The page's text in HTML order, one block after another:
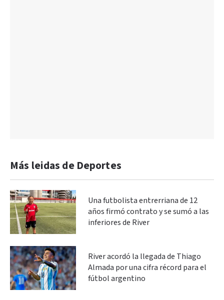
Más leidas de Deportes
Una futbolista entrerriana de 12
años firmó contrato y se sumó a las
inferiores de River
River acordó la llegada de Thiago
Almada por una cifra récord para el
fútbol argentino